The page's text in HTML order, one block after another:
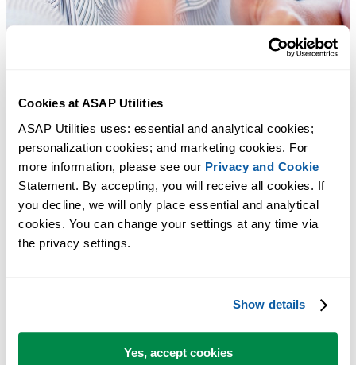
Cookies at ASAP Utilities
ASAP Utilities uses: essential and analytical cookies;
personalization cookies; and marketing cookies. For
more information, please see our Privacy and Cookie
Statement. By accepting, you will receive all cookies. If
you decline, we will only place essential and analytical
cookies. You can change your settings at any time via
the privacy settings.
Show details
Yes, accept cookies
ASAP Utilities hilft Ihnen, Zeit zu sparen und Dinge zu tun, die mit